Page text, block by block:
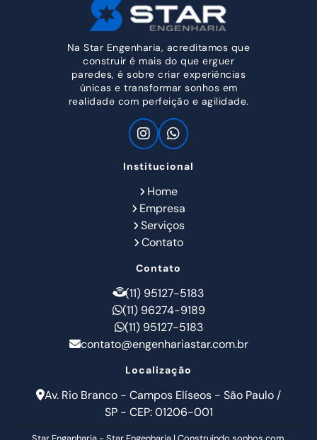
Na Star Engenharia, acreditamos que
construir é mais do que erguer
paredes, é sobre criar experiências
únicas e transformar sonhos em
realidade com perfeição e agilidade.
Institucional
Home
Empresa
Serviços
Contato
Contato
(11) 95127-5183
(11) 96274-9189
(11) 95127-5183
contato@engenhariastar.com.br
Localização
Av. Rio Branco - Campos Elíseos - São Paulo /
SP - CEP: 01206-001